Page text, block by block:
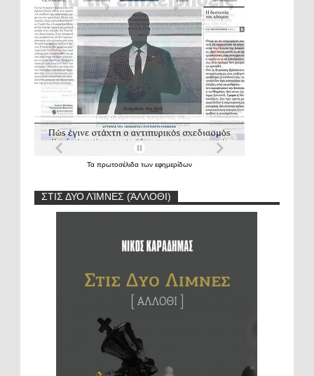
Τα πρωτοσέλιδα των εφημερίδων
ΣΤΙΣ ΔΥΟ ΛΊΜΝΕΣ (ΆΛΛΟΘΙ)